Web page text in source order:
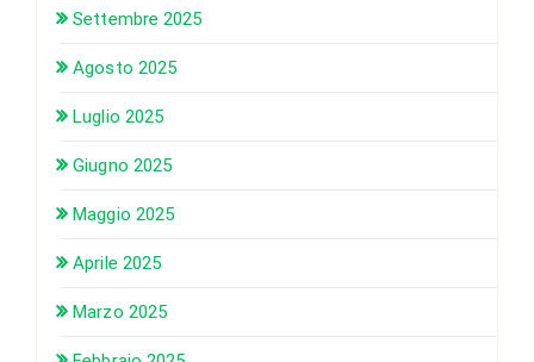
Settembre 2025
Agosto 2025
Luglio 2025
Giugno 2025
Maggio 2025
Aprile 2025
Marzo 2025